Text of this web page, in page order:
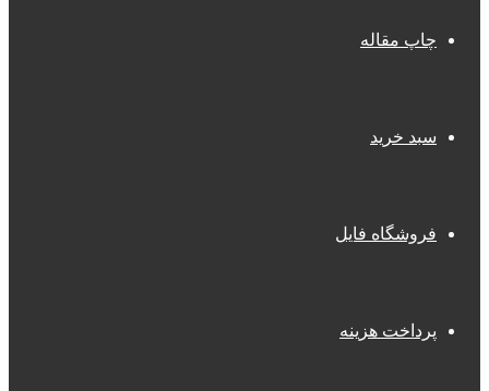
چاپ مقاله
سبد خرید
فروشگاه فایل
پرداخت هزینه